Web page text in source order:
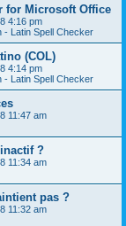
for Microsoft Office
4:16 pm
- Latin Spell Checker
(COL)
4:14 pm
- Latin Spell Checker
11:47 am
?
11:34 am
pas ?
11:32 am